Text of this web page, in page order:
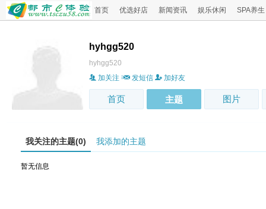
首页 优选好店 新闻资讯 娱乐休闲 SPA养生
hyhgg520
hyhgg520
加关注
发短信 加好友
首页 主题 图片
我关注的主题(0) 我添加的主题
暂无信息